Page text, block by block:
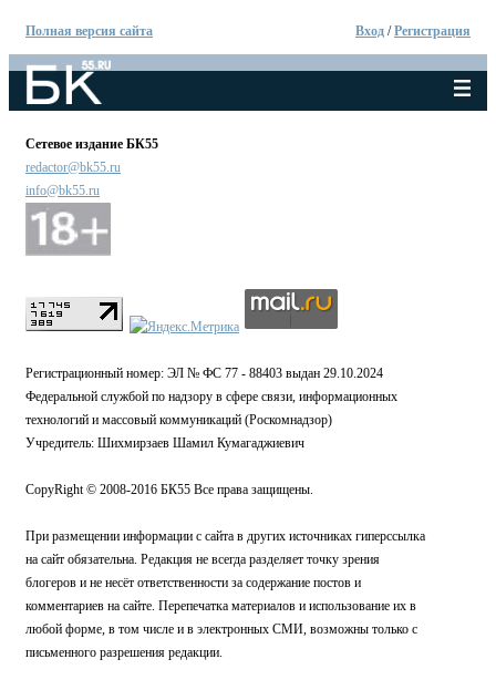
Полная версия сайта Вход /Регистрация
Сетевое издание БК55
redactor@bk55.ru
info@bk55.ru
Регистрационный номер: ЭЛ № ФС 77 - 88403 выдан 29.10.2024
Федеральной службой по надзору в сфере связи, информационных
технологий и массовый коммуникаций (Роскомнадзор)
Учредитель: Шихмирзаев Шамил Кумагаджиевич
CopyRight © 2008-2016 БК55 Все права защищены.
При размещении информации с сайта в других источниках гиперссылка
на сайт обязательна. Редакция не всегда разделяет точку зрения
блогеров и не несёт ответственности за содержание постов и
комментариев на сайте. Перепечатка материалов и использование их в
любой форме, в том числе и в электронных СМИ, возможны только с
письменного разрешения редакции.